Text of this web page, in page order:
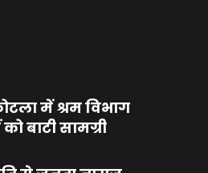
में श्रम विभाग
बाटी सामग्री